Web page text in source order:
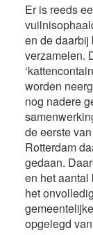
Er is reeds
en de daarbij
verzamelen.
worden
nog nadere
de eerste
Rotterdam
gedaan.
en het aantal
het
opgelegd